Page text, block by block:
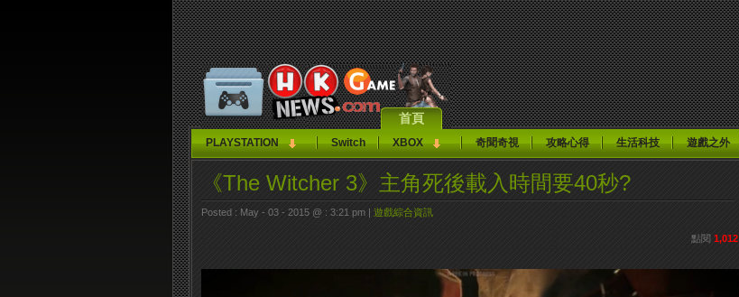
首頁
PLAYSTATION Switch XBOX 奇聞奇視 攻略心得 生活科技 遊戲之外
《The Witcher 3》主角死後載入時間要40秒?
Posted : May - 03 - 2015 @ : 3:21 pm | 遊戲綜合資訊
點閱 1,012